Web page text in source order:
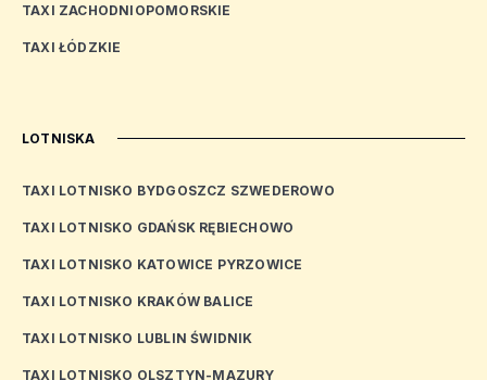
TAXI ZACHODNIOPOMORSKIE
TAXI ŁÓDZKIE
LOTNISKA
TAXI LOTNISKO BYDGOSZCZ SZWEDEROWO
TAXI LOTNISKO GDAŃSK RĘBIECHOWO
TAXI LOTNISKO KATOWICE PYRZOWICE
TAXI LOTNISKO KRAKÓW BALICE
TAXI LOTNISKO LUBLIN ŚWIDNIK
TAXI LOTNISKO OLSZTYN-MAZURY